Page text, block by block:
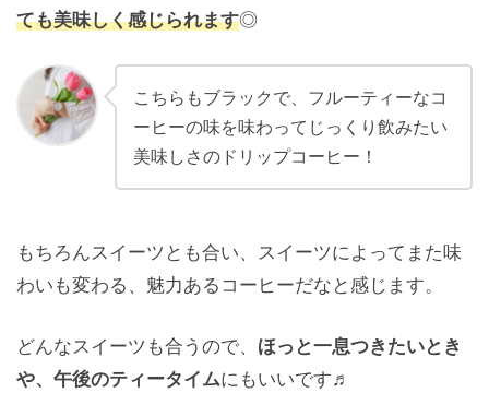
ても美味しく感じられます◎
こちらもブラックで、フルーティーなコ
ーヒーの味を味わってじっくり飲みたい
美味しさのドリップコーヒー！
もちろんスイーツとも合い、スイーツによってまた味
わいも変わる、魅力あるコーヒーだなと感じます。
どんなスイーツも合うので、 ほっと一息つきたいとき
や、午後のティータイムにもいいです♬